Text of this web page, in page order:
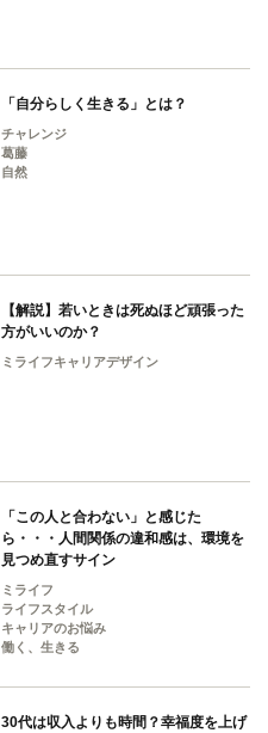
「自分らしく生きる」とは？
チャレンジ
葛藤
自然
【解説】若いときは死ぬほど頑張った
方がいいのか？
ミライフキャリアデザイン
「この人と合わない」と感じた
ら・・・人間関係の違和感は、環境を
見つめ直すサイン
ミライフ
ライフスタイル
キャリアのお悩み
働く、生きる
30代は収入よりも時間？幸福度を上げ